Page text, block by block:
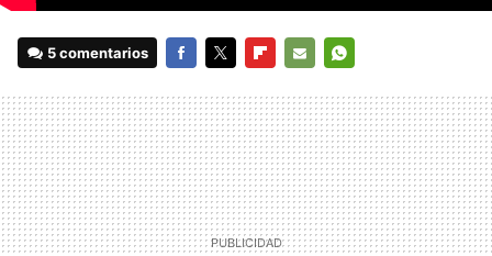
5 comentarios
MAIL